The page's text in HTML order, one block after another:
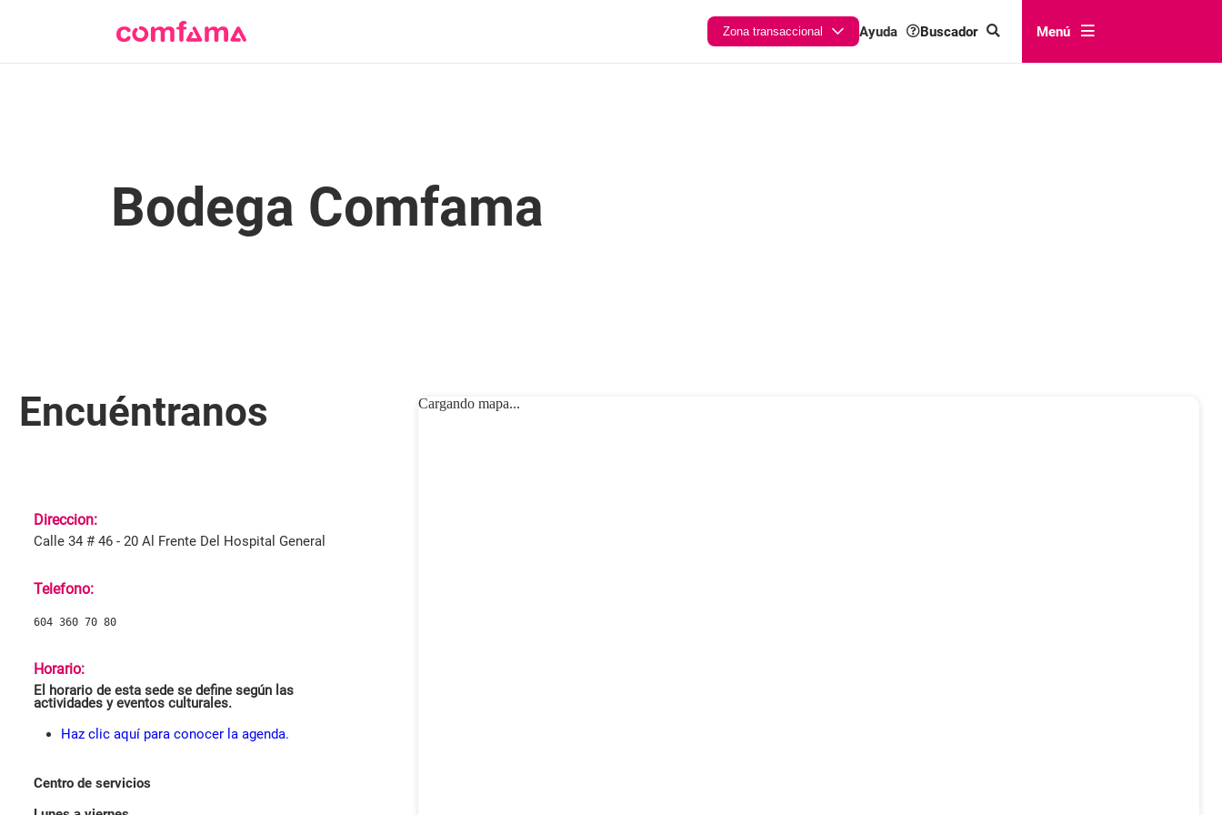
Zona transaccional Ayuda Buscador Menú
Bodega Comfama
Encuéntranos Cargando mapa...
Direccion:
Calle 34 # 46 - 20 Al Frente Del Hospital General
Telefono:
604 360 70 80
Horario:
El horario de esta sede se define según las
actividades y eventos culturales.
Haz clic aquí para conocer la agenda.
Centro de servicios